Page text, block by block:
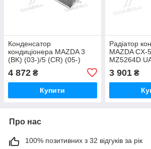
Конденсатор
кондиціонера MAZDA 3
(BK) (03-)/5 (CR) (05-)
UA51
4 872 ₴
Купити
Радіатор
MAZDA CX-
MZ5264D
3 901₴
Про нас
100% позитивних з 32 відгуків за рік